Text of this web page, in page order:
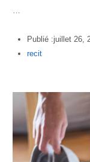
…
Publié :juillet 26,
Author
recit